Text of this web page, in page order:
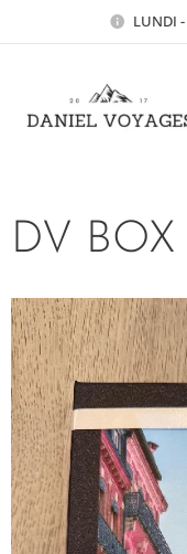
LUNDI -
DV BOX